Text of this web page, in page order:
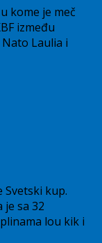
kome je meč
između
Laulia i
Svetski kup.
je sa 32
lou kik i